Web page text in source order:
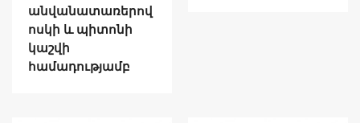
անվանատառերով
ոսկի և պիտոնի
կաշվի
համադությամբ